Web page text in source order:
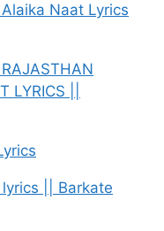
Naat Lyrics
LYRICS ||
|| Barkate